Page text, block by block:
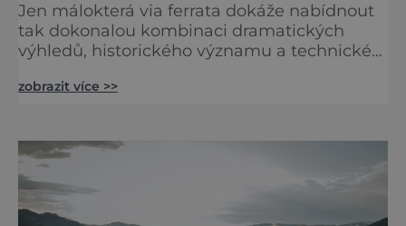
Jen málokterá via ferrata dokáže nabídnout
tak dokonalou kombinaci dramatických
výhledů, historického významu a technické
Brentských Dolomit představuje vstupní
považován za jednu z nejkrásnějších
vysokohorských tras na světě. Přestože
samotná ferrata nepatří mezi techn
zobrazit více >>